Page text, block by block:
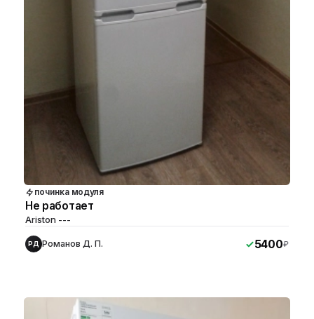
починка модуля
Не работает
Ariston ---
РД Романов Д. П. 5400₽